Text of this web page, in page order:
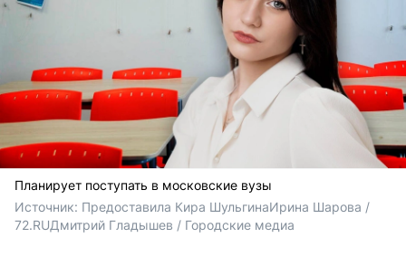
Планирует поступать в московские вузы
Источник: Предоставила Кира ШульгинаИрина Шарова /
72.RUДмитрий Гладышев / Городские медиа